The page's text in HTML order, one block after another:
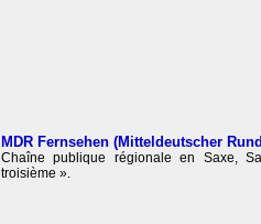
MDR Fernsehen (Mitteldeutscher
Chaîne publique régionale en Saxe,
troisième ».